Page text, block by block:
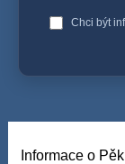
Chci být
Informace o